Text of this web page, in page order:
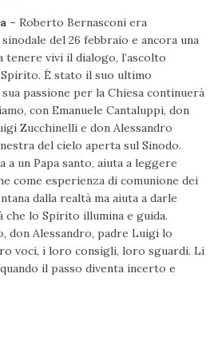
– Roberto Bernasconi era
del 26 febbraio e ancora una
tenere vivi il dialogo, l’ascolto
È stato il suo ultimo
passione per la Chiesa continuerà
con Emanuele Cantaluppi, don
Zucchinelli e don Alessandro
del cielo aperta sul Sinodo.
a un Papa santo, aiuta a leggere
come esperienza di comunione dei
dalla realtà ma aiuta a darle
che lo Spirito illumina e guida.
don Alessandro, padre Luigi lo
voci, i loro consigli, loro sguardi. Li
il passo diventa incerto e